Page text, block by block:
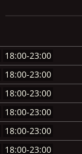
18:00-23:00
18:00-23:00
18:00-23:00
18:00-23:00
18:00-23:00
18:00-23:00